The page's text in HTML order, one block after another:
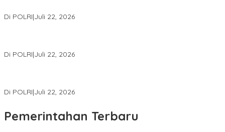
Di POLRI|Juli 22, 2026
Di POLRI|Juli 22, 2026
Di POLRI|Juli 22, 2026
Pemerintahan Terbaru